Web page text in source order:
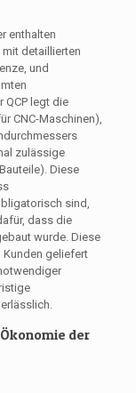
enthalten
mit detaillierten
und
legt die
CNC-Maschinen),
zulässige
Diese
sind,
dass die
wurde. Diese
geliefert
der